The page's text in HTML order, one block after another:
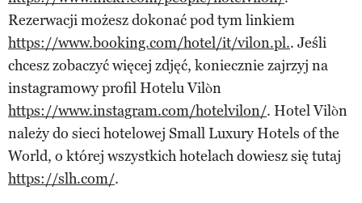
Rezerwacji możesz dokonać pod tym linkiem
https://www.booking.com/hotel/it/vilon.pl.. Jeśli
chcesz zobaczyć więcej zdjęć, koniecznie zajrzyj na
instagramowy profil Hotelu Vilòn
https://www.instagram.com/hotelvilon/. Hotel Vilòn
należy do sieci hotelowej Small Luxury Hotels of the
World, o której wszystkich hotelach dowiesz się tutaj
https://slh.com/.